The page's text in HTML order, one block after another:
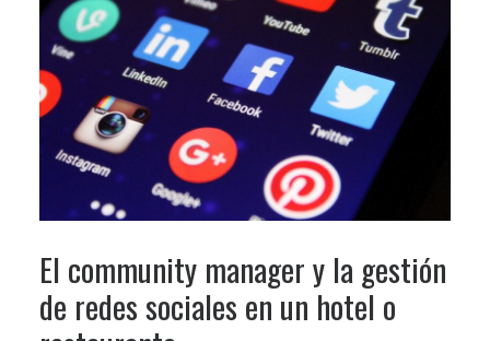
El community manager y la gestión
de redes sociales en un hotel o